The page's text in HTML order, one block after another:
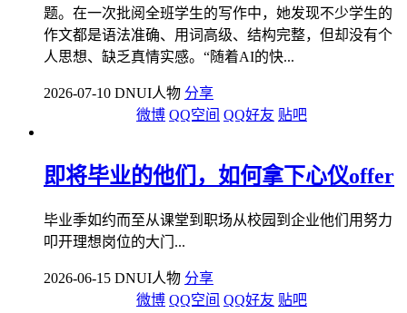
题。在一次批阅全班学生的写作中，她发现不少学生的
作文都是语法准确、用词高级、结构完整，但却没有个
人思想、缺乏真情实感。“随着AI的快...
2026-07-10 DNUI人物 分享
微博 QQ空间 QQ好友 贴吧
即将毕业的他们，如何拿下心仪offer
毕业季如约而至从课堂到职场从校园到企业他们用努力
叩开理想岗位的大门...
2026-06-15 DNUI人物 分享
微博 QQ空间 QQ好友 贴吧